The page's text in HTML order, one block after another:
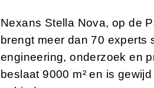
Nexans Stella Nova, op de
brengt meer dan 70 experts
engineering, onderzoek en
beslaat 9000 m² en is